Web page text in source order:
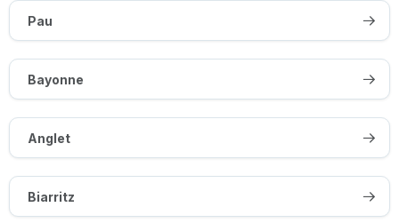
Pau
Bayonne
Anglet
Biarritz